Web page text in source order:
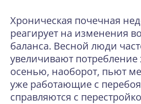
Хроническая почечная
реагирует на изменения
баланса. Весной люди
увеличивают потребление
осенью, наоборот, пьют
уже работающие с
справляются с